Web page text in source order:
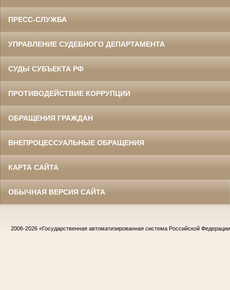
ПРЕСС-СЛУЖБА
УПРАВЛЕНИЕ СУДЕБНОГО ДЕПАРТАМЕНТА
СУДЫ СУБЪЕКТА РФ
ПРОТИВОДЕЙСТВИЕ КОРРУПЦИИ
ОБРАЩЕНИЯ ГРАЖДАН
ВНЕПРОЦЕССУАЛЬНЫЕ ОБРАЩЕНИЯ
КАРТА САЙТА
ОБЫЧНАЯ ВЕРСИЯ САЙТА
2006-2026 «Государственная автоматизированная система Российской